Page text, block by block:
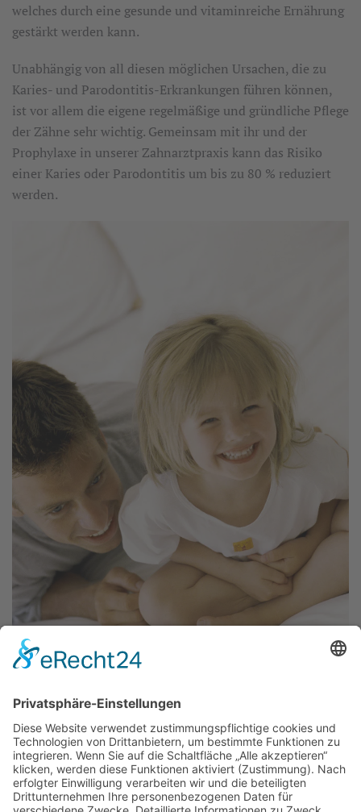
welches durch eine gesunde und vitaminreiche Ernährung
gestärkt werden kann.
Unabhängig von all diesen möglichen Ursachen, die zu
Karies- und Parodontitis-Erkrankungen führen können,
ist vor allem die eigene regelmäßige und gründliche Pflege
der Zähne sehr wichtig. Gemeinsam mit ihr und der
Prophylaxe in unserer Zahnarztpraxis kann das Risiko
einer Karies oder Parodontitis um bis zu 80 % reduziert
werden.